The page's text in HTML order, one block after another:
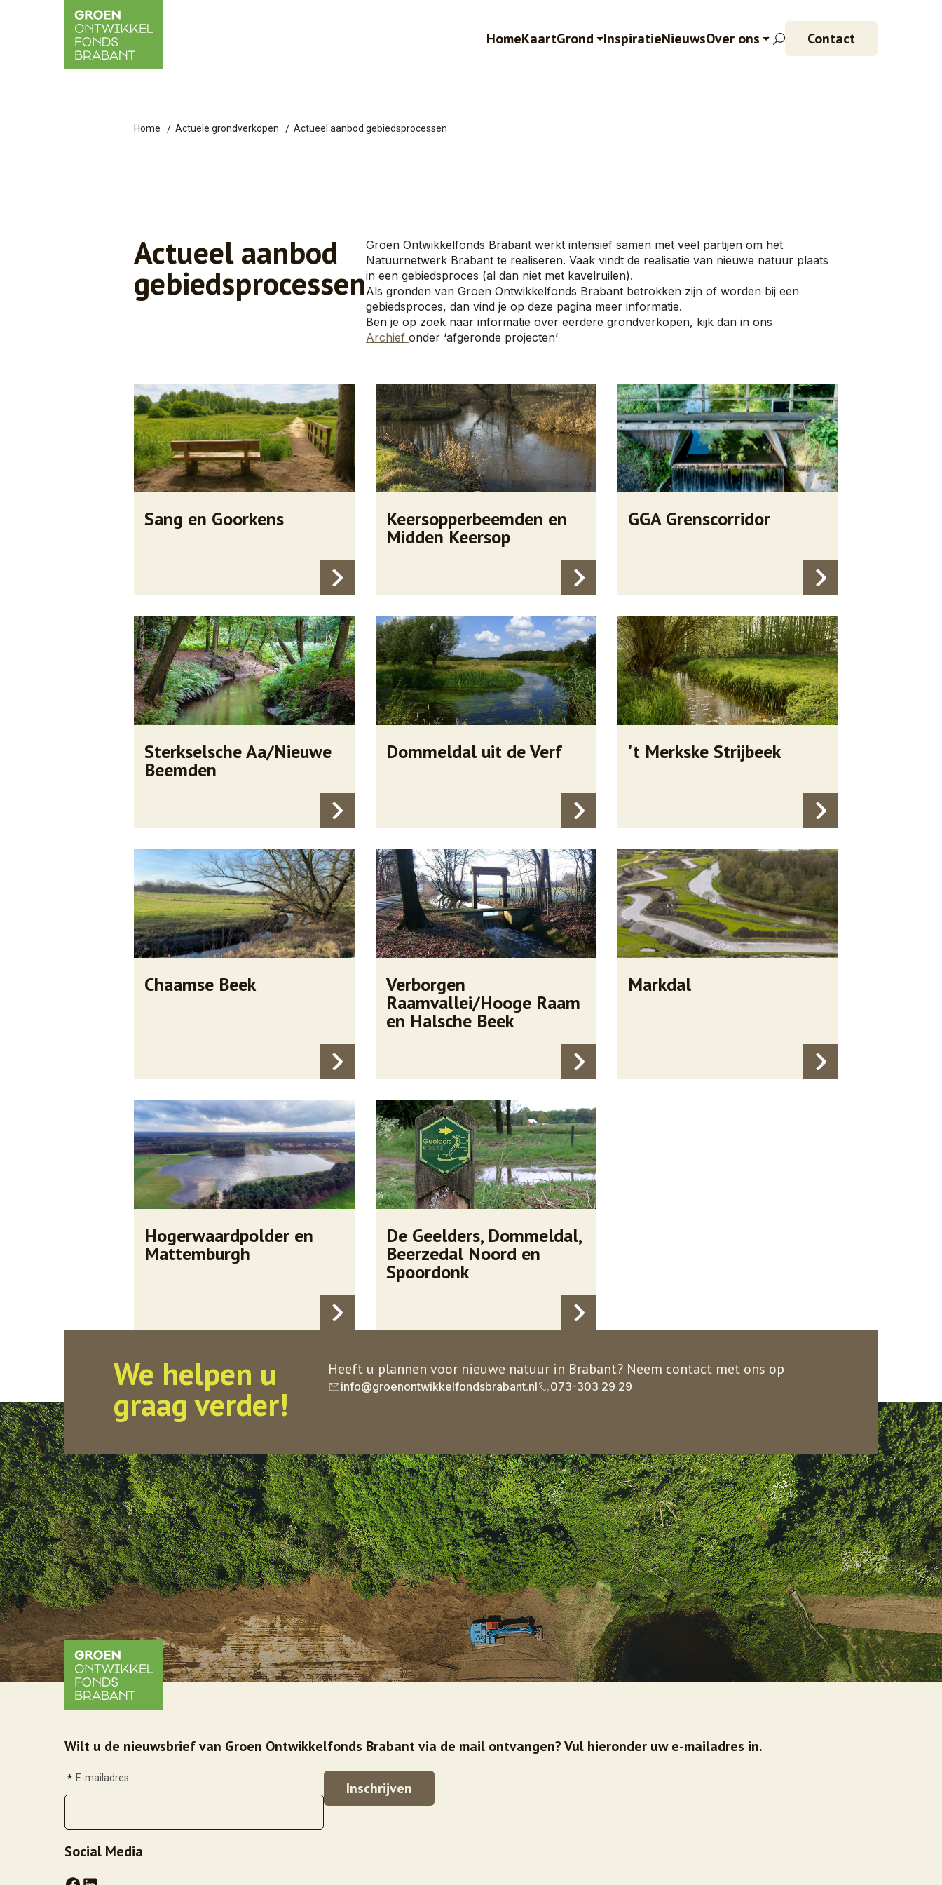
HomeKaartGrond InspiratieNieuwsOver ons Contact
Home Actuele grondverkopen Actueel aanbod gebiedsprocessen
Actueel aanbod
gebiedsprocessen
Groen Ontwikkelfonds Brabant werkt intensief samen met veel partijen om het
Natuurnetwerk Brabant te realiseren. Vaak vindt de realisatie van nieuwe natuur plaats
in een gebiedsproces (al dan niet met kavelruilen).
Als gronden van Groen Ontwikkelfonds Brabant betrokken zijn of worden bij een
gebiedsproces, dan vind je op deze pagina meer informatie.
Ben je op zoek naar informatie over eerdere grondverkopen, kijk dan in ons
Archiefonder ‘afgeronde projecten’
Sang en Goorkens Keersopperbeemden en
Midden Keersop
GGA Grenscorridor
Sterkselsche Aa/Nieuwe
Beemden
Dommeldal uit de Verf 't Merkske Strijbeek
Chaamse Beek Verborgen
Raamvallei/Hooge Raam
en Halsche Beek
Markdal
Hogerwaardpolder en
Mattemburgh
De Geelders, Dommeldal,
Beerzedal Noord en
Spoordonk
We helpen u
graag verder!
Heeft u plannen voor nieuwe natuur in Brabant? Neem contact met ons op
info@groenontwikkelfondsbrabant.nl 073-303 29 29
Wilt u de nieuwsbrief van Groen Ontwikkelfonds Brabant via de mail ontvangen? Vul hieronder uw e-mailadres in.
E-mailadres
*
Social Media